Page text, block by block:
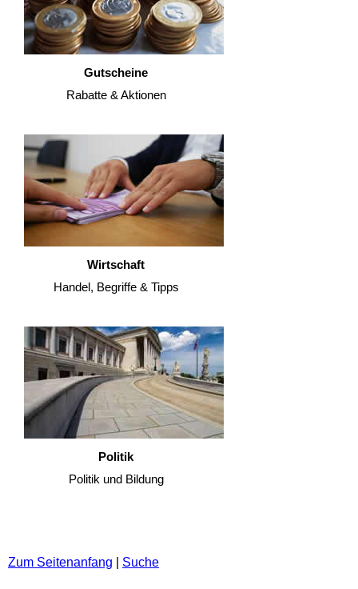
Gutscheine
Rabatte & Aktionen
Wirtschaft
Handel, Begriffe & Tipps
Politik
Politik und Bildung
Zum Seitenanfang Suche